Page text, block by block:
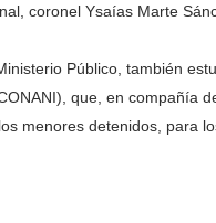
coronel Ysaías Marte
Público, también
que, en compañía
menores detenidos, para